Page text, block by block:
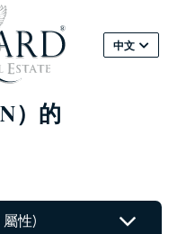
中文
）的
性)